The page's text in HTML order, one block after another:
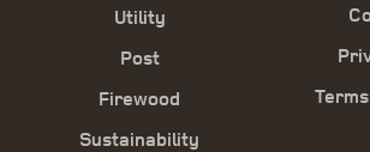
Utility
Post
Firewood
Sustainability